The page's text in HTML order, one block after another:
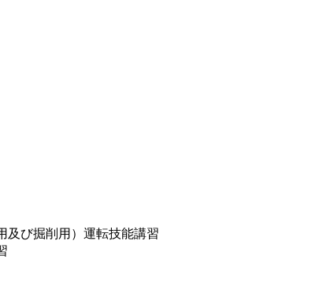
及び掘削用）運転技能講習